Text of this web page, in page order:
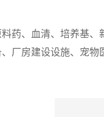
药、血清、培养基
厂房建设设施、宠物